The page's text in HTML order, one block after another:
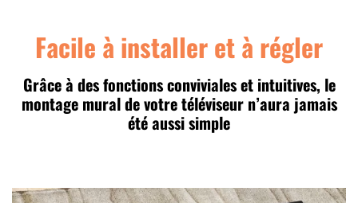
Facile à installer et à régler
Grâce à des fonctions conviviales et intuitives, le
montage mural de votre téléviseur n’aura jamais
été aussi simple